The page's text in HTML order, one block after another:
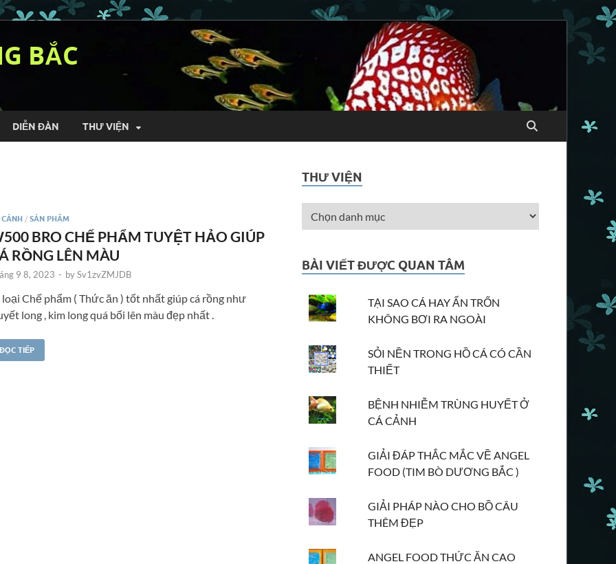
BẮC
DIỄN ĐÀN THƯ VIỆN
/ SẢN PHẨM
BRO CHẾ PHẨM TUYỆT HẢO GIÚP
RỒNG LÊN MÀU
9 8, 2023 - bySv1zvZMJDB
loại Chế phẩm ( Thức ăn ) tốt nhất giúp cá rồng như
long , kim long quá bối lên màu đẹp nhất .
ĐỌC TIẾP
THƯ VIỆN
BÀI VIẾT ĐƯỢC QUAN TÂM
TẠI SAO CÁ HAY ẨN TRỐN
KHÔNG BƠI RA NGOÀI
SỎI NỀN TRONG HỒ CÁ CÓ CẦN
THIẾT
BỆNH NHIỄM TRÙNG HUYẾT Ở
CÁ CẢNH
GIẢI ĐÁP THẮC MẮC VỀ ANGEL
FOOD (TIM BÒ DƯƠNG BẮC )
GIẢI PHÁP NÀO CHO BỒ CÂU
THÊM ĐẸP
ANGEL FOOD THỨC ĂN CAO